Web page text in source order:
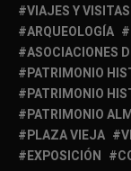
VIAJES Y
ARQUEOLOGÍA
ASOCIACIONES
PATRIMONIO
PATRIMONIO
PATRIMONIO
PLAZA VIEJA
EXPOSICIÓN